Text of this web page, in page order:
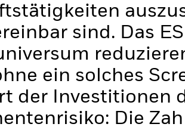
sind. Das
ein solches
der Investitionen
Die